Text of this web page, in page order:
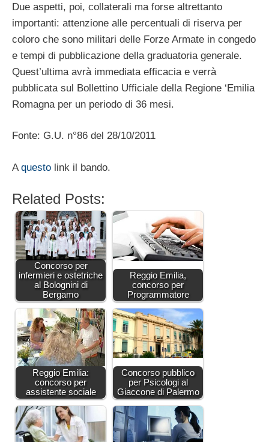
Due aspetti, poi, collaterali ma forse altrettanto
importanti: attenzione alle percentuali di riserva per
coloro che sono militari delle Forze Armate in congedo
e tempi di pubblicazione della graduatoria generale.
Quest’ultima avrà immediata efficacia e verrà
pubblicata sul Bollettino Ufficiale della Regione ‘Emilia
Romagna per un periodo di 36 mesi.
Fonte: G.U. n°86 del 28/10/2011
A questo link il bando.
Related Posts:
Concorso per
infermieri e ostetriche
al Bolognini di
Bergamo
Reggio Emilia,
concorso per
Programmatore
Reggio Emilia:
concorso per
assistente sociale
Concorso pubblico
per Psicologi al
Giaccone di Palermo